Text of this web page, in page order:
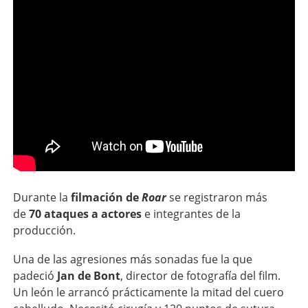
Durante la filmación deRoarse registraron más
de70 ataques a actorese integrantes de la
producción.
Una de las agresiones más sonadas fue la que
padeció Jan de Bont, director de fotografía del film.
Un león le arrancó prácticamente la mitad del cuero